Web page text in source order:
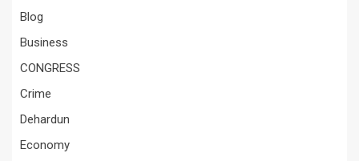
Blog
Business
CONGRESS
Crime
Dehardun
Economy